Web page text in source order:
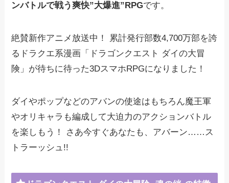
ンバトルで戦う爽快”大爆進”RPGです。
絶賛新作アニメ放送中！ 累計発行部数4,700万部を誇
るドラクエ系漫画「ドラゴンクエスト ダイの大冒
険」が待ちに待った3DスマホRPGになりました！
ダイやポップなどのアバンの使途はもちろん魔王軍
やオリキャラも編成して大迫力のアクションバトル
を楽しもう！ さあ今すぐあなたも、アバーン……ス
トラーッシュ!!